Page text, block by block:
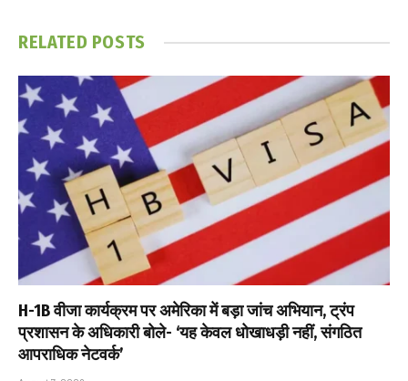
RELATED POSTS
H-1B वीजा कार्यक्रम पर अमेरिका में बड़ा जांच अभियान, ट्रंप
प्रशासन के अधिकारी बोले- ‘यह केवल धोखाधड़ी नहीं, संगठित
आपराधिक नेटवर्क’